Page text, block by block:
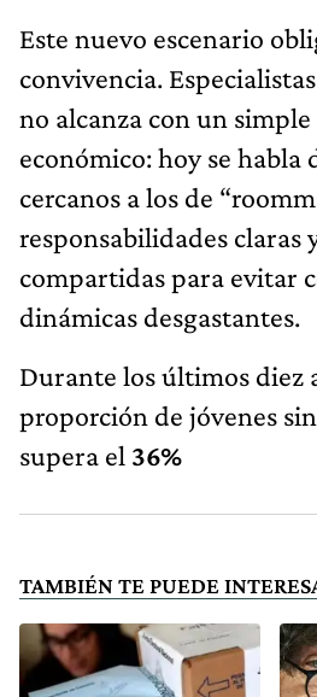
Este nuevo escenario
convivencia.
no alcanza con un
económico: hoy se habla
cercanos a los de
responsabilidades claras
compartidas para evitar
dinámicas desgastantes.
Durante los últimos diez
proporción de jóvenes
supera el 36%
TAMBIÉN TE PUEDE